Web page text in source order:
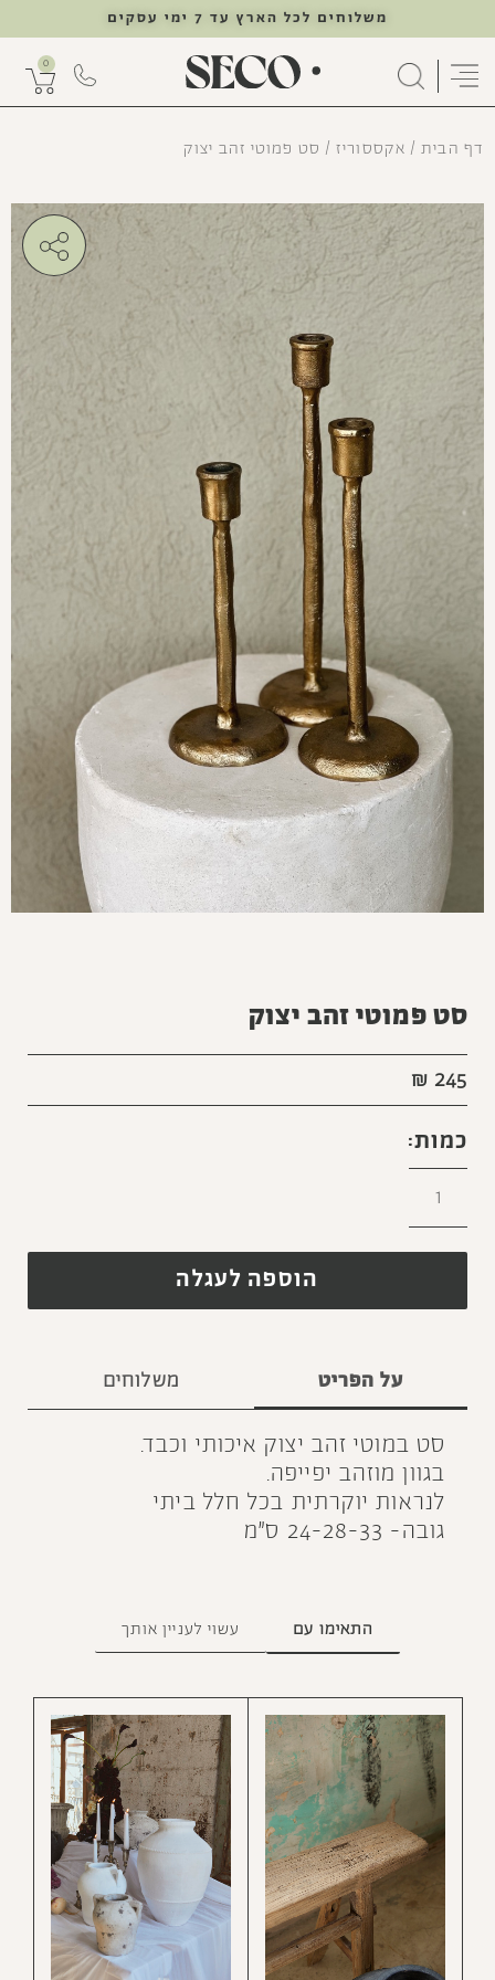
משלוחים לכל הארץ עד 7 ימי עסקים
0
דף הבית/ אקססוריז/ סט פמוטי זהב יצוק
סט פמוטי זהב יצוק
₪ 245
הוספה לעגלה
על הפריט משלוחים
סט במוטי זהב יצוק איכותי וכבד.
בגוון מוזהב יפייפה.
לנראות יוקרתית בכל חלל ביתי
גובה- 24-28-33 ס״מ
התאימו עם עשוי לעניין אותך